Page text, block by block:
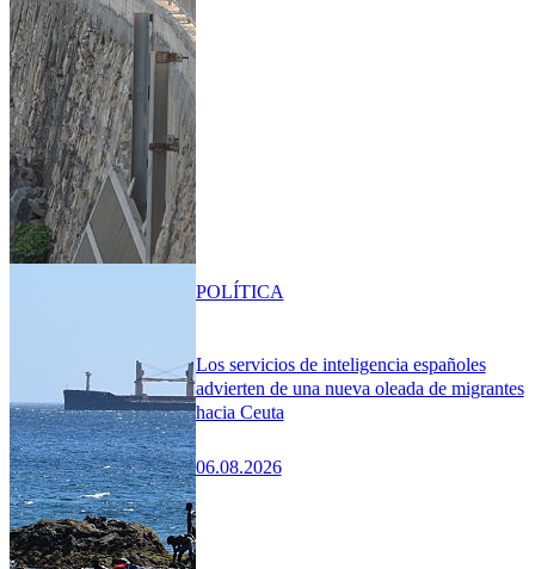
Los servicios de inteligencia españoles
advierten de una nueva oleada de migrantes
hacia Ceuta
06.08.2026
POLÍTICA